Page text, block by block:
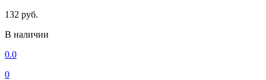
132 руб.
В наличии
0.0
0